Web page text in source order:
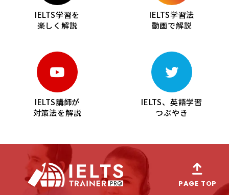
IELTS学習を
楽しく解説
IELTS学習法
動画で解説
IELTS講師が
対策法を解説
IELTS、英語学習
つぶやき
PAGE TOP